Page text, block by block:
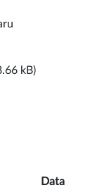
kB)
Data